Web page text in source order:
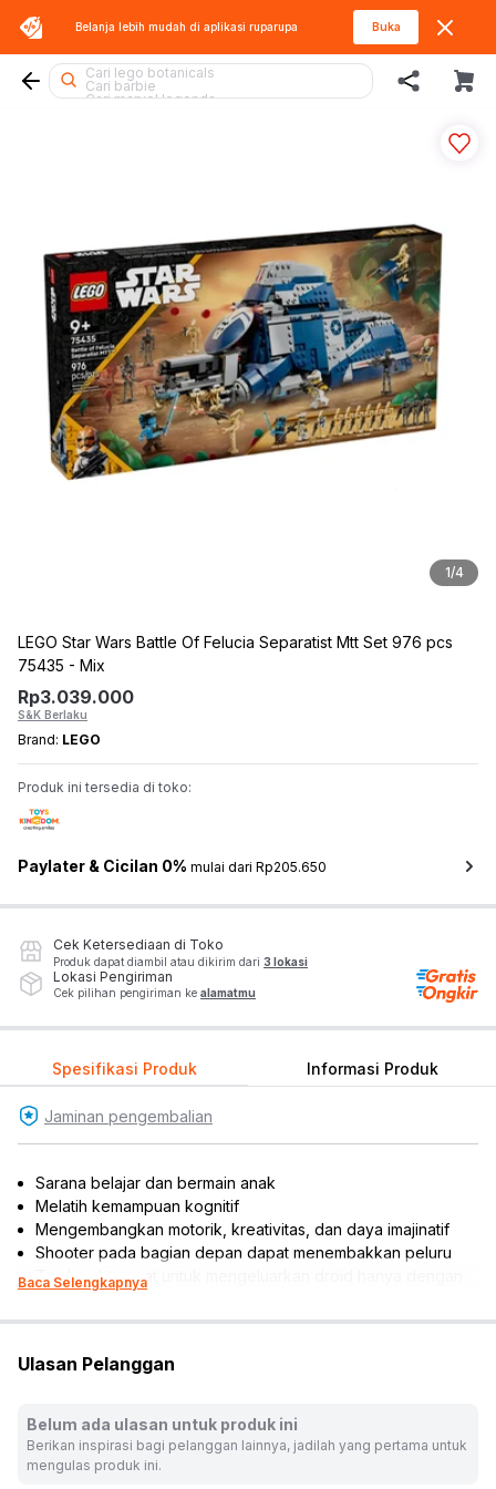
Belanja lebih mudah di aplikasi ruparupa Buka
Cari spiderman
Cari kiddy fun
Cari rolife
Cari lego botanicals
Cari barbie
Cari marvel legends
Cari hot wheels
Cari hello kitty
Cari blokees
Cari sylvanian
Cari gel blaster
Cari lego superheroes
Cari tobot
Cari pokemon
1/4
LEGO Star Wars Battle Of Felucia Separatist Mtt Set 976 pcs
75435 - Mix
Rp3.039.000
S&K Berlaku
Brand: LEGO
Produk ini tersedia di toko:
Paylater & Cicilan 0% mulai dari Rp205.650
Cek Ketersediaan di Toko
Produk dapat diambil atau dikirim dari 3 lokasi
Lokasi Pengiriman
Cek pilihan pengiriman ke alamatmu
Spesifikasi Produk Informasi Produk
Jaminan pengembalian
Sarana belajar dan bermain anak
Melatih kemampuan kognitif
Mengembangkan motorik, kreativitas, dan daya imajinatif
Shooter pada bagian depan dapat menembakkan peluru
Terdapat tempat untuk mengeluarkan droid hanya dengan
Panel samping MTT dapat dibuka untuk menunjukkan
Memiliki roda tersembunyi untuk pergerakan yang halus
Termasuk 2 pcs minifigure (Commander Bly dan Aayla
Secura) dan 6 pcs battle droid
Cocok dijadikan koleksi, hiasan miniatur, atau referensi
Baca Selengkapnya
Ulasan Pelanggan
Belum ada ulasan untuk produk ini
Berikan inspirasi bagi pelanggan lainnya, jadilah yang pertama untuk
mengulas produk ini.